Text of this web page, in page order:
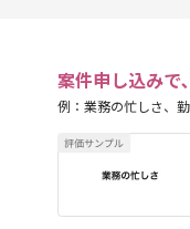
案件申し込みで
例：業務の忙しさ、